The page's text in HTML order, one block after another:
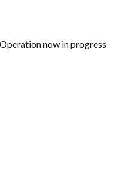
now in progress